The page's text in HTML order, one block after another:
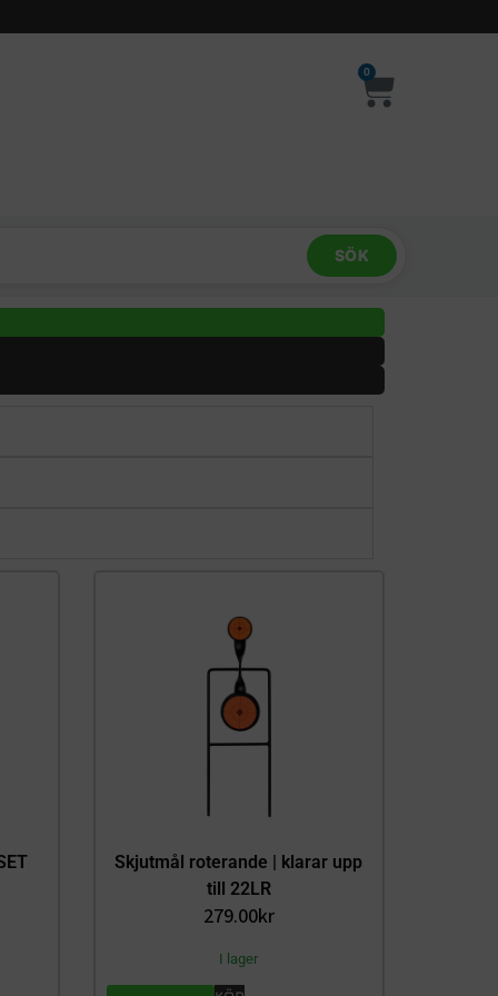
0
SÖK
Skjutmål roterande | klarar upp
till 22LR
279.00kr
I lager